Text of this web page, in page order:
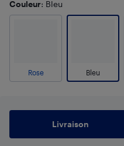
Couleur: Bleu
Rose Bleu
Livraison